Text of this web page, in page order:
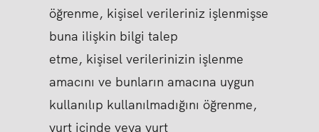
öğrenme, kişisel verileriniz işlenmişse
buna ilişkin bilgi talep
etme, kişisel verilerinizin işlenme
amacını ve bunların amacına uygun
kullanılıp kullanılmadığını öğrenme,
yurt içinde veya yurt